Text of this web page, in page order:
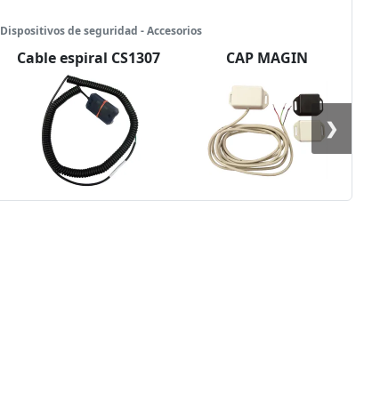
Dispositivos de seguridad - Accesorios
Cable espiral CS1307 CAP MAGIN
❯